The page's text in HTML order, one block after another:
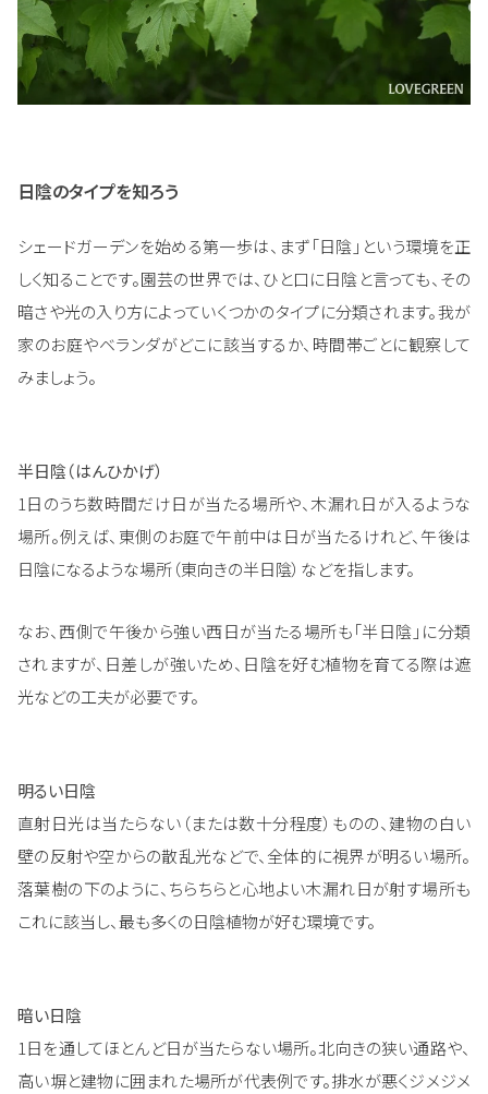
日陰のタイプを知ろう
シェードガーデンを始める第一歩は、まず「日陰」という環境を正
しく知ることです。園芸の世界では、ひと口に日陰と言っても、その
暗さや光の入り方によっていくつかのタイプに分類されます。我が
家のお庭やベランダがどこに該当するか、時間帯ごとに観察して
みましょう。
半日陰（はんひかげ）
1日のうち数時間だけ日が当たる場所や、木漏れ日が入るような
場所。例えば、東側のお庭で午前中は日が当たるけれど、午後は
日陰になるような場所（東向きの半日陰）などを指します。
なお、西側で午後から強い西日が当たる場所も「半日陰」に分類
されますが、日差しが強いため、日陰を好む植物を育てる際は遮
光などの工夫が必要です。
明るい日陰
直射日光は当たらない（または数十分程度）ものの、建物の白い
壁の反射や空からの散乱光などで、全体的に視界が明るい場所。
落葉樹の下のように、ちらちらと心地よい木漏れ日が射す場所も
これに該当し、最も多くの日陰植物が好む環境です。
暗い日陰
1日を通してほとんど日が当たらない場所。北向きの狭い通路や、
高い塀と建物に囲まれた場所が代表例です。排水が悪くジメジメ